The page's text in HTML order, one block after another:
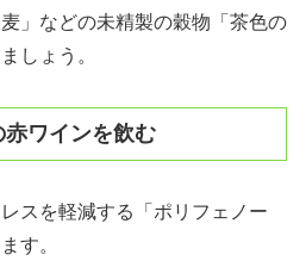
」などの未精製の穀物「茶色の
しょう。
ワインを飲む
スを軽減する「ポリフェノー
す。